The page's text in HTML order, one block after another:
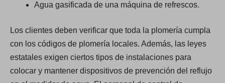
Agua gasificada de una máquina de refrescos.
Los clientes deben verificar que toda la plomería cumpla
con los códigos de plomería locales. Además, las leyes
estatales exigen ciertos tipos de instalaciones para
colocar y mantener dispositivos de prevención del reflujo